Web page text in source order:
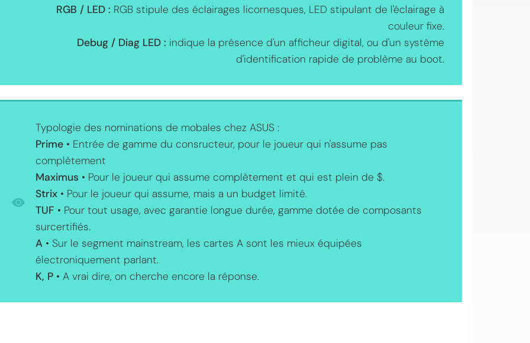
RGB / LED : RGB stipule des éclairages licornesques, LED stipulant de l'éclairage à
couleur fixe.
Debug / Diag LED : indique la présence d'un afficheur digital, ou d'un système
d'identification rapide de problème au boot.
Typologie des nominations de mobales chez ASUS :
Prime • Entrée de gamme du consructeur, pour le joueur qui n'assume pas
complètement
Maximus • Pour le joueur qui assume complètement et qui est plein de $.
Strix • Pour le joueur qui assume, mais a un budget limité.
TUF • Pour tout usage, avec garantie longue durée, gamme dotée de composants
surcertifiés.
A • Sur le segment mainstream, les cartes A sont les mieux équipées
électroniquement parlant.
K, P • A vrai dire, on cherche encore la réponse.